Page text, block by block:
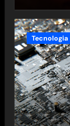
Tecnologia